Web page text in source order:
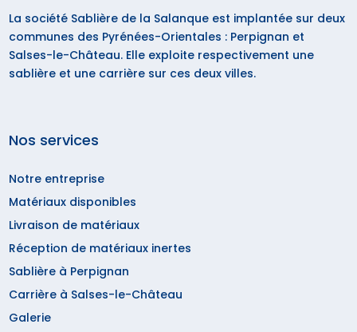
La société Sablière de la Salanque est implantée sur deux
communes des Pyrénées-Orientales : Perpignan et
Salses-le-Château. Elle exploite respectivement une
sablière et une carrière sur ces deux villes.
Nos services
Notre entreprise
Matériaux disponibles
Livraison de matériaux
Réception de matériaux inertes
Sablière à Perpignan
Carrière à Salses-le-Château
Galerie